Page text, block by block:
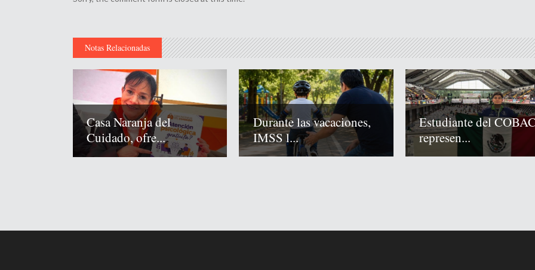
Notas Relacionadas
Casa Naranja del
Cuidado, ofre...
Durante las vacaciones,
IMSS l...
Estudiante del
represen...